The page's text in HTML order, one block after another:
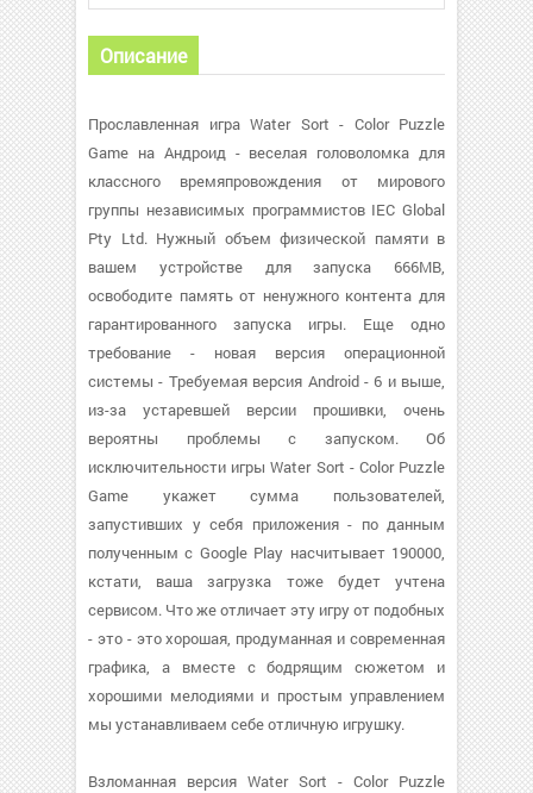
Описание
Прославленная игра Water Sort - Color Puzzle
Game на Андроид - веселая головоломка для
классного времяпровождения от мирового
группы независимых программистов IEC Global
Pty Ltd. Нужный объем физической памяти в
вашем устройстве для запуска 666MB,
освободите память от ненужного контента для
гарантированного запуска игры. Еще одно
требование - новая версия операционной
системы - Требуемая версия Android - 6 и выше,
из-за устаревшей версии прошивки, очень
вероятны проблемы с запуском. Об
исключительности игры Water Sort - Color Puzzle
Game укажет сумма пользователей,
запустивших у себя приложения - по данным
полученным с Google Play насчитывает 190000,
кстати, ваша загрузка тоже будет учтена
сервисом. Что же отличает эту игру от подобных
- это - это хорошая, продуманная и современная
графика, а вместе с бодрящим сюжетом и
хорошими мелодиями и простым управлением
мы устанавливаем себе отличную игрушку.
Взломанная версия Water Sort - Color Puzzle